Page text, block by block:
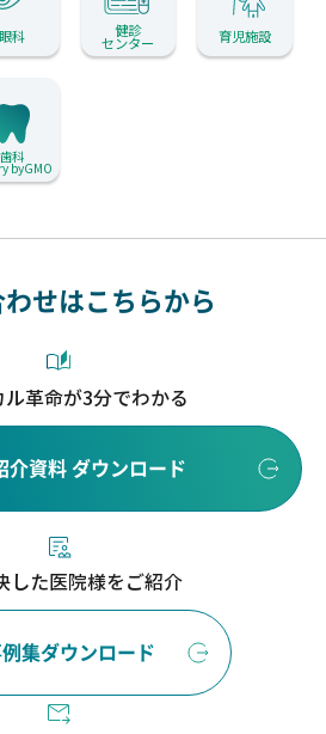
眼科 健診
センター 育児施設
歯科
byGMO
せはこちらから
ル革命が3分でわかる
介資料 ダウンロード
した医院様をご紹介
集ダウンロード